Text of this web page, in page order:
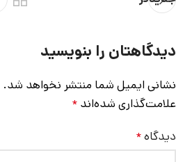
دیدگاهتان را بنویسید
نشانی ایمیل شما منتشر نخواهد شد.
علامت‌گذاری شده‌اند *
دیدگاه*